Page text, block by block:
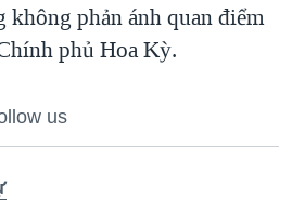
phản ánh quan điểm
phủ Hoa Kỳ.
us